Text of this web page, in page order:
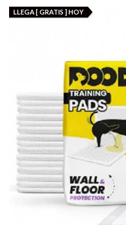
LLEGA [ GRATIS ] HOY